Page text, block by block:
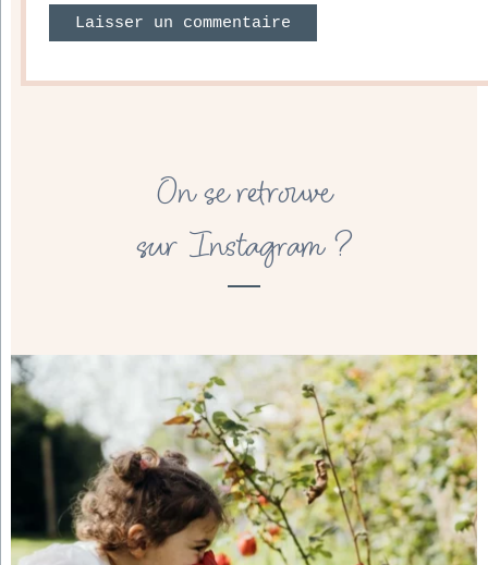
On se retrouve
sur Instagram ?